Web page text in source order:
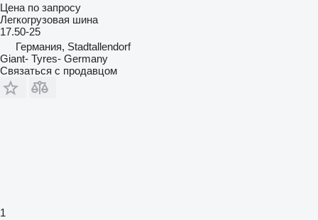
Цена по запросу
Легкогрузовая шина
17.50-25
Германия, Stadtallendorf
Giant- Tyres- Germany
Связаться с продавцом
1